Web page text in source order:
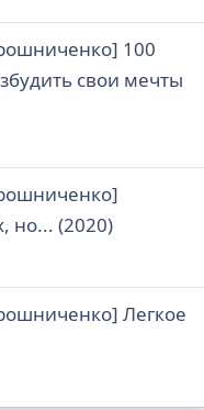
100
свои мечты
но... (2020)
Легкое